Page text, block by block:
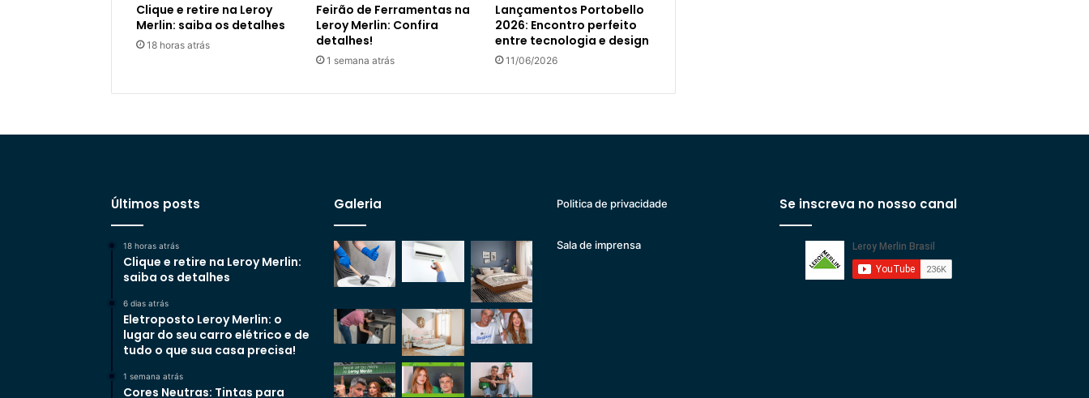
Clique e retire na Leroy
Merlin: saiba os detalhes
18 horas atrás
Feirão de Ferramentas na
Leroy Merlin: Confira
detalhes!
1 semana atrás
Lançamentos Portobello
2026: Encontro perfeito
entre tecnologia e design
11/06/2026
Últimos posts
18 horas atrás
Clique e retire na Leroy Merlin:
saiba os detalhes
6 dias atrás
Eletroposto Leroy Merlin: o
lugar do seu carro elétrico e de
tudo o que sua casa precisa!
1 semana atrás
Cores Neutras: Tintas para
Galeria Politica de privacidade
Sala de imprensa
Se inscreva no nosso canal